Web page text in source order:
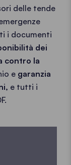
delle tende
i documenti
dei
contro la
e garanzia
e tutti i